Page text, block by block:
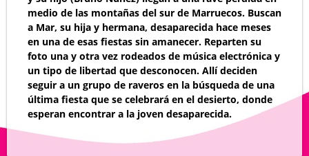
medio de las montañas del sur de Marruecos. Buscan
a Mar, su hija y hermana, desaparecida hace meses
en una de esas fiestas sin amanecer. Reparten su
foto una y otra vez rodeados de música electrónica y
un tipo de libertad que desconocen. Allí deciden
seguir a un grupo de raveros en la búsqueda de una
última fiesta que se celebrará en el desierto, donde
esperan encontrar a la joven desaparecida.